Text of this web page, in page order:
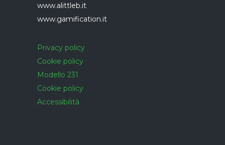
www.alittleb.it
www.gamification.it
Privacy policy
Cookie policy
Modello 231
Cookie policy
Accessibilità